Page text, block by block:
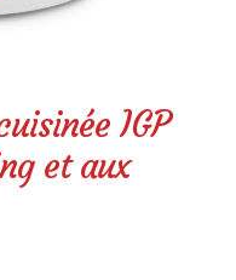
IGP
et aux